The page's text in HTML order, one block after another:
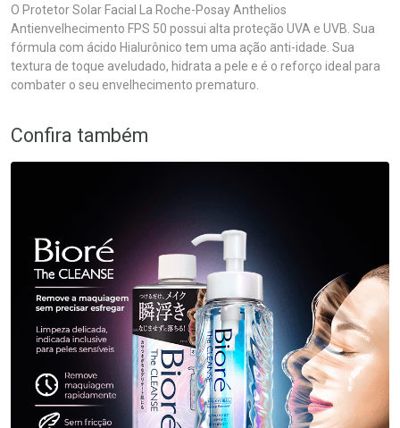
O Protetor Solar Facial La Roche-Posay Anthelios
Antienvelhecimento FPS 50 possui alta proteção UVA e UVB. Sua
fórmula com ácido Hialurônico tem uma ação anti-idade. Sua
textura de toque aveludado, hidrata a pele e é o reforço ideal para
combater o seu envelhecimento prematuro.
Confira também